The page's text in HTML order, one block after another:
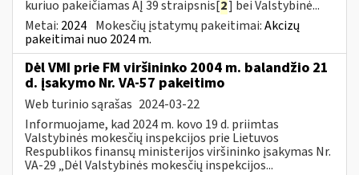
kuriuo pakeičiamas AĮ 39 straipsnis[2] bei Valstybinė...
Metai: 2024 Mokesčių įstatymų pakeitimai:Akcizų
pakeitimai nuo 2024 m.
Dėl VMI prie FM viršininko 2004 m. balandžio 21
d. įsakymo Nr. VA-57 pakeitimo
Web turinio sąrašas 2024-03-22
Informuojame, kad 2024 m. kovo 19 d. priimtas
Valstybinės mokesčių inspekcijos prie Lietuvos
Respublikos finansų ministerijos viršininko įsakymas Nr.
VA-29 „Dėl Valstybinės mokesčių inspekcijos...